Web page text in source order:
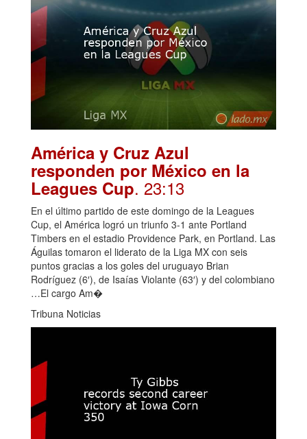
América y Cruz Azul
responden por México en la
Leagues Cup. 23:13
En el último partido de este domingo de la Leagues
Cup, el América logró un triunfo 3-1 ante Portland
Timbers en el estadio Providence Park, en Portland. Las
Águilas tomaron el liderato de la Liga MX con seis
puntos gracias a los goles del uruguayo Brian
Rodríguez (6′), de Isaías Violante (63′) y del colombiano
…El cargo Am�
Tribuna Noticias